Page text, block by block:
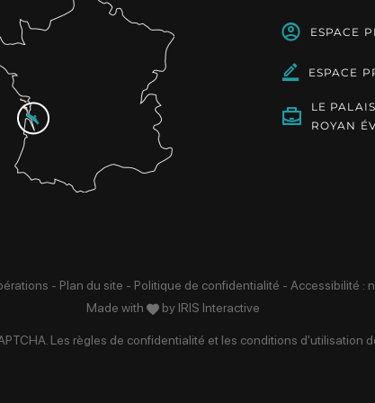
ESPACE
ESPACE
LE PALAIS
ROYAN
- Plan du site - Politique de confidentialité - Accessibilité :
Made with
by IRIS Interactive
Les règles de confidentialité et les conditions d'utilisation